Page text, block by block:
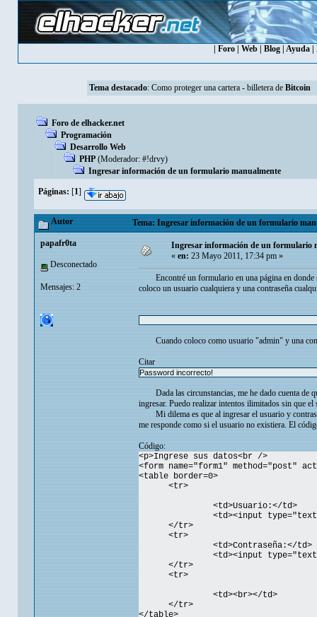
Foro| Web| Blog| Ayuda|
Tema destacado: Como proteger una cartera - billetera de Bitcoin
Foro de elhacker.net
Programación
Desarrollo Web
PHP (Moderador: #!drvy)
Ingresar información de un formulario manualmente
Páginas: [1]
Autor Tema: Ingresar información de un formulario
papafr0ta
Desconectado
Mensajes: 2
Ingresar información de un formulario
«en:23 Mayo 2011, 17:34 pm »
Encontré un formulario en una página en donde se
coloco un usuario cualquiera y una contraseña
Cuando coloco como usuario "admin" y una
Citar
Password incorrecto!
Dada las circunstancias, me he dado cuenta de
ingresar. Puedo realizar intentos ilimitados sin que
Mi dilema es que al ingresar el usuario y
me responde como si el usuario no existiera. El
Código:
<p>Ingrese sus datos<br />
<form name="form1" method="post"
<table border=0>
<tr>
<td>Usuario:</td>
<td><input type="text"
</tr>
<tr>
<td>Contraseña:</td>
<td><input type="text"
</tr>
<tr>
<td><br></td>
</tr>